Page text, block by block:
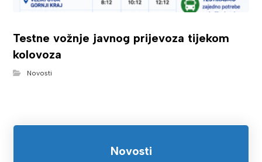
Testne vožnje javnog prijevoza tijekom
kolovoza
Novosti
Novosti